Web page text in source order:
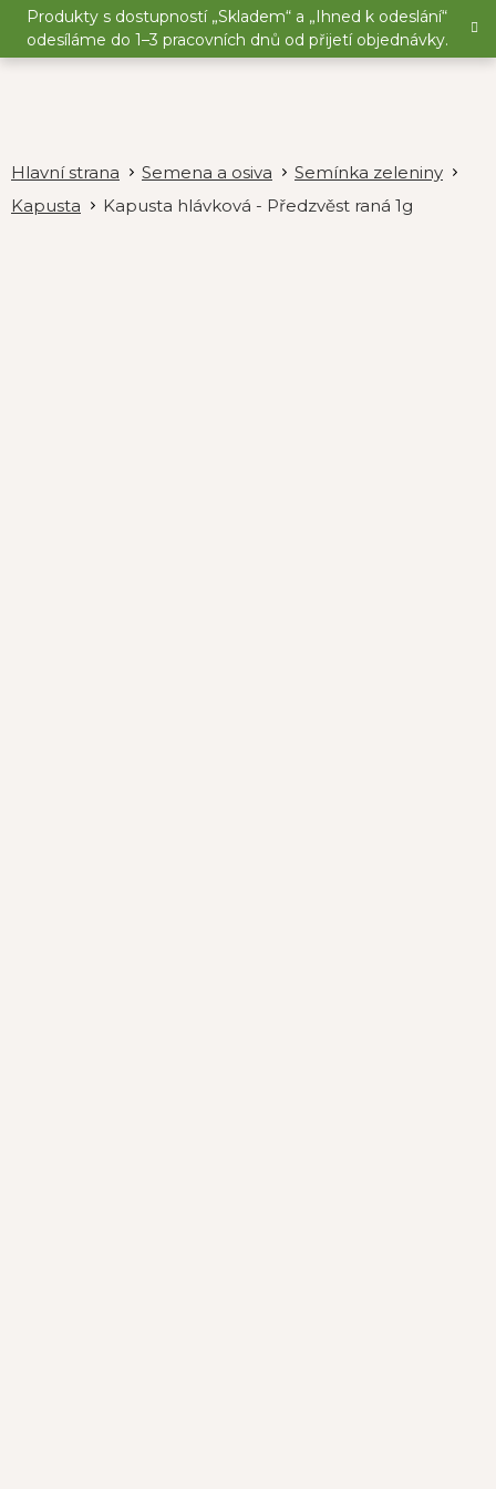
Přejít
obsah
Produkty s dostupností „Skladem“ a „Ihned k odeslání“
odesíláme do 1–3 pracovních dnů od přijetí objednávky.
Semena a osiva
Semínka zeleniny
Kapusta
Kapusta hlávková - Předzvěst raná 1g